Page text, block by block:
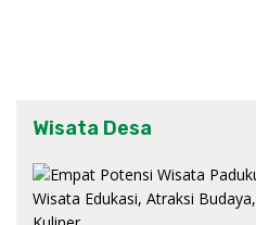
Wisata Desa